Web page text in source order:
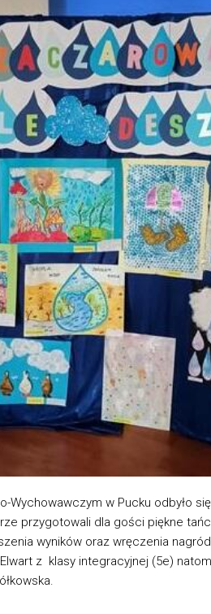
Wychowawczym w Pucku odbyło
przygotowali dla gości piękne
wyników oraz wręczenia
z klasy integracyjnej (5e)